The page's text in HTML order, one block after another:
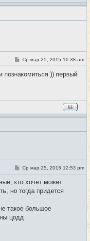
#10
С
о
б
и
Ср мар 25, 2015 10:38 am
)) первый
#11
С
о
б
щ
и
Ср мар 25, 2015 12:53 pm
кто хочет может
но тогда придется
такое большое
цодд